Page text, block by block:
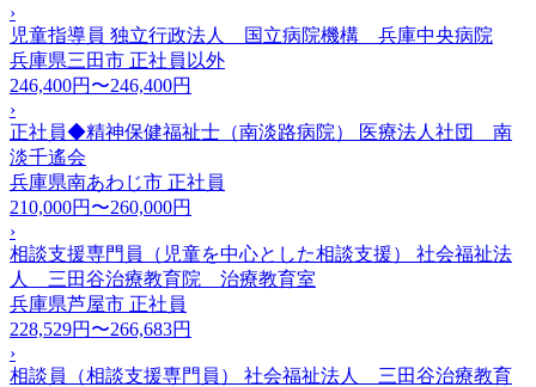
›
児童指導員 独立行政法人 国立病院機構 兵庫中央病院
兵庫県三田市 正社員以外
246,400円〜246,400円
›
正社員◆精神保健福祉士（南淡路病院） 医療法人社団 南
淡千遙会
兵庫県南あわじ市 正社員
210,000円〜260,000円
›
相談支援専門員（児童を中心とした相談支援） 社会福祉法
人 三田谷治療教育院 治療教育室
兵庫県芦屋市 正社員
228,529円〜266,683円
›
相談員（相談支援専門員） 社会福祉法人 三田谷治療教育